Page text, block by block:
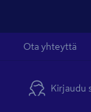
Ota yhteyttä
Kirjaudu